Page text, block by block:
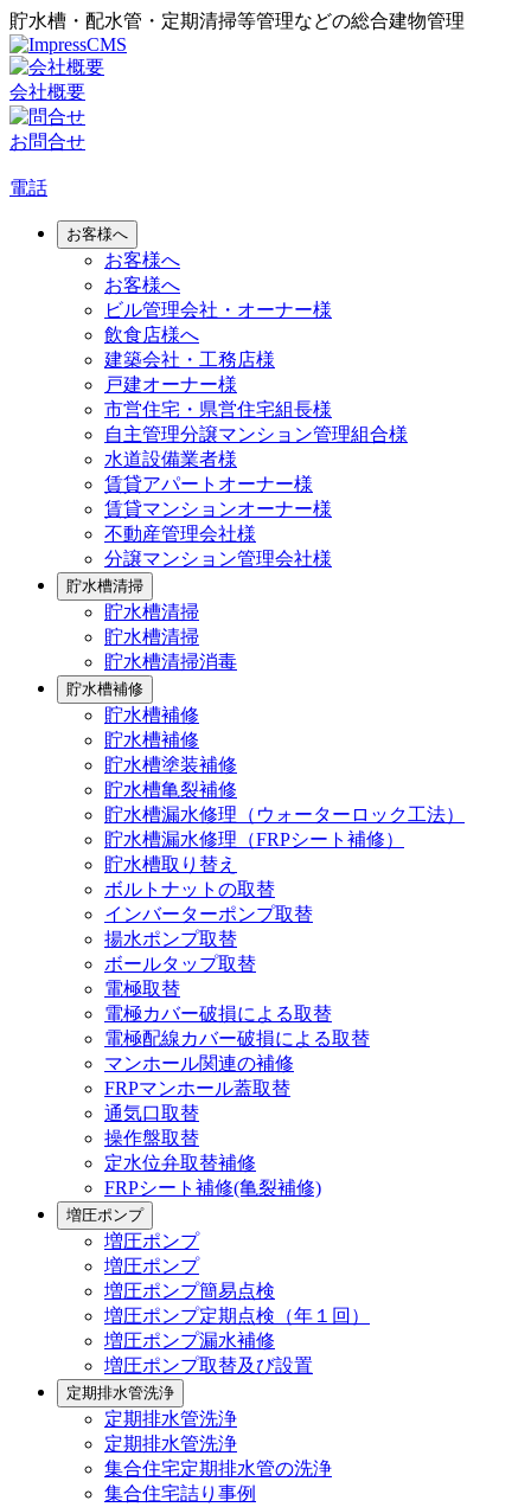
貯水槽・配水管・定期清掃等管理などの総合建物管理
会社概要
お問合せ
電話
お客様へ
お客様へ
お客様へ
ビル管理会社・オーナー様
飲食店様へ
建築会社・工務店様
戸建オーナー様
市営住宅・県営住宅組長様
自主管理分譲マンション管理組合様
水道設備業者様
賃貸アパートオーナー様
賃貸マンションオーナー様
不動産管理会社様
分譲マンション管理会社様
貯水槽清掃
貯水槽清掃
貯水槽清掃
貯水槽清掃消毒
貯水槽補修
貯水槽補修
貯水槽補修
貯水槽塗装補修
貯水槽亀裂補修
貯水槽漏水修理（ウォーターロック工法）
貯水槽漏水修理（FRPシート補修）
貯水槽取り替え
ボルトナットの取替
インバーターポンプ取替
揚水ポンプ取替
ボールタップ取替
電極取替
電極カバー破損による取替
電極配線カバー破損による取替
マンホール関連の補修
FRPマンホール蓋取替
通気口取替
操作盤取替
定水位弁取替補修
FRPシート補修(亀裂補修)
増圧ポンプ
増圧ポンプ
増圧ポンプ
増圧ポンプ簡易点検
増圧ポンプ定期点検（年１回）
増圧ポンプ漏水補修
増圧ポンプ取替及び設置
定期排水管洗浄
定期排水管洗浄
定期排水管洗浄
集合住宅定期排水管の洗浄
集合住宅詰り事例